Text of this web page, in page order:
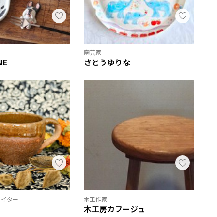
陶芸家
さとうゆりな
ター 木工作家
木工房カフージュ